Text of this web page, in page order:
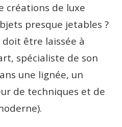
créations de luxe
presque jetables ?
doit être laissée à
spécialiste de son
une lignée, un
de techniques et de